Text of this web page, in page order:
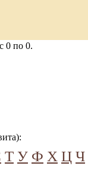
0 по 0.
Т У Ф Х Ц Ч